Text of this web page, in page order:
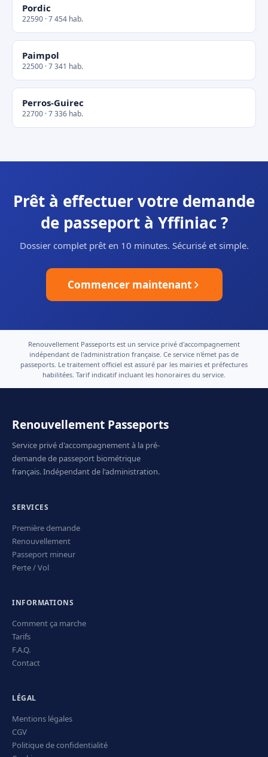
Pordic
22590 · 7 454 hab.
Paimpol
22500 · 7 341 hab.
Perros-Guirec
22700 · 7 336 hab.
Prêt à effectuer votre demande
de passeport à Yffiniac ?
Dossier complet prêt en 10 minutes. Sécurisé et simple.
Commencer maintenant
Renouvellement Passeports est un service privé d'accompagnement
indépendant de l'administration française. Ce service n'émet pas de
passeports. Le traitement officiel est assuré par les mairies et préfectures
habilitées. Tarif indicatif incluant les honoraires du service.
Renouvellement Passeports
Service privé d'accompagnement à la pré-
demande de passeport biométrique
français. Indépendant de l'administration.
SERVICES
Première demande
Renouvellement
Passeport mineur
Perte / Vol
INFORMATIONS
Comment ça marche
Tarifs
F.A.Q.
Contact
LÉGAL
Mentions légales
CGV
Politique de confidentialité